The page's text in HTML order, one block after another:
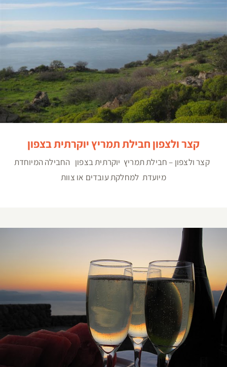
קצר ולצפון חבילת תמריץ יוקרתית בצפון
קצר ולצפון חבילת תמריץ יוקרתית בצפון
קצר ולצפון – חבילת תמריץ יוקרתית בצפון החבילה המיוחדת
מיועדת למחלקת עובדים או צוות
רעיונות להרמת כוסית לעובדים בראש השנה